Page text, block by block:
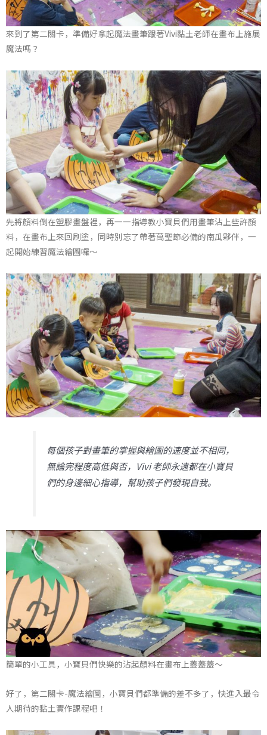
來到了第二關卡，準備好拿起魔法畫筆跟著Vivi黏土老師在畫布上施展
魔法嗎？
先將顏料倒在塑膠畫盤裡，再一一指導教小寶貝們用畫筆沾上些許顏
料，在畫布上來回刷塗，同時別忘了帶著萬聖節必備的南瓜夥伴，一
起開始練習魔法繪圖囉～
每個孩子對畫筆的掌握與繪圖的速度並不相同，
無論完程度高低與否，Vivi 老師永遠都在小寶貝
們的身邊細心指導，幫助孩子們發現自我。
簡單的小工具，小寶貝們快樂的沾起顏料在畫布上蓋蓋蓋～
好了，第二關卡-魔法繪圖，小寶貝們都準備的差不多了，快進入最令
人期待的黏土實作課程吧！